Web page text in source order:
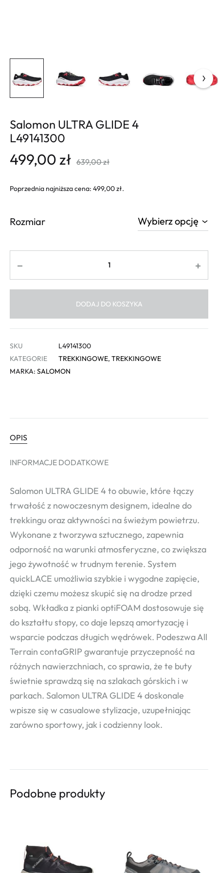
Salomon ULTRA GLIDE 4
L49141300
499,00zł 639,00zł
Poprzednia najniższa cena: 499,00zł.
Rozmiar
DODAJ DO KOSZYKA
SKU
L49141300
KATEGORIE
TREKKINGOWE, TREKKINGOWE
MARKA: SALOMON
OPIS
INFORMACJE DODATKOWE
Salomon ULTRA GLIDE 4 to obuwie, które łączy
trwałość z nowoczesnym designem, idealne do
trekkingu oraz aktywności na świeżym powietrzu.
Wykonane z tworzywa sztucznego, zapewnia
odporność na warunki atmosferyczne, co zwiększa
jego żywotność w trudnym terenie. System
quickLACE umożliwia szybkie i wygodne zapięcie,
dzięki czemu możesz skupić się na drodze przed
sobą. Wkładka z pianki optiFOAM dostosowuje się
do kształtu stopy, co daje lepszą amortyzację i
wsparcie podczas długich wędrówek. Podeszwa All
Terrain contaGRIP gwarantuje przyczepność na
różnych nawierzchniach, co sprawia, że te buty
świetnie sprawdzą się na szlakach górskich i w
parkach. Salomon ULTRA GLIDE 4 doskonale
wpisze się w casualowe stylizacje, uzupełniając
zarówno sportowy, jak i codzienny look.
Podobne produkty